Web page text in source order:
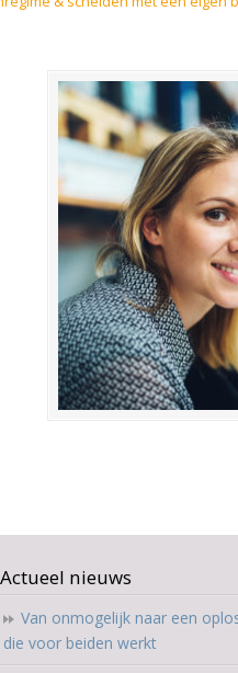
Actueel nieuws
Van onmogelijk naar een
die voor beiden werkt